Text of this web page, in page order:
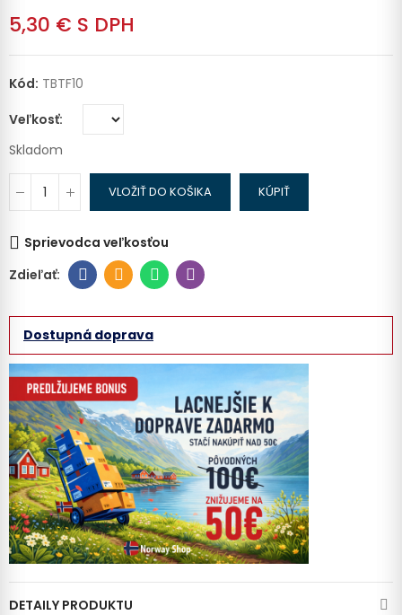
5,30 € S DPH
Kód: TBTF10
Veľkosť
Skladom
VLOŽIŤ DO KOŠIKA KÚPIŤ
Sprievodca veľkosťou
Dostupná doprava
DETAILY PRODUKTU